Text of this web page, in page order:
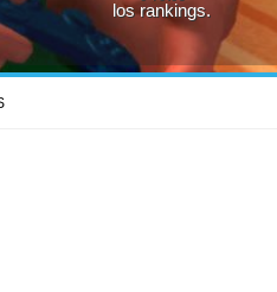
los rankings.